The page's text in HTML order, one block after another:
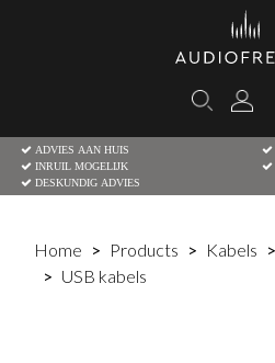
ADVIES AAN HUIS
INRUIL MOGELIJK
DESKUNDIG ADVIES
Home Products Kabels
USB kabels